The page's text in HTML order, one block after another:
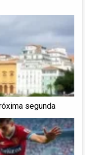
segunda